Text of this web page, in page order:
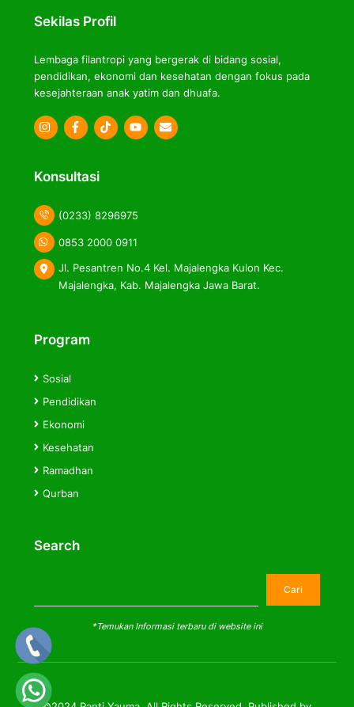
Sekilas Profil
Lembaga filantropi yang bergerak di bidang sosial,
pendidikan, ekonomi dan kesehatan dengan fokus pada
kesejahteraan anak yatim dan dhuafa.
Icon
Icon
Icon
Konsultasi
(0233) 8296975
0853 2000 0911
Jl. Pesantren No.4 Kel. Majalengka Kulon Kec.
Majalengka, Kab. Majalengka Jawa Barat.
Program
Sosial
Pendidikan
Ekonomi
Kesehatan
Ramadhan
Qurban
Search
Cari
*Temukan Informasi terbaru di website ini